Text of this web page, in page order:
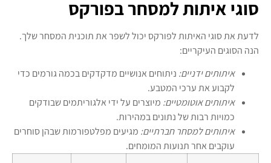
סוגי איתות למסחר בפורקס
לדעת את סוגי האיתות לפורקס יכול לשפר את תוכנית המסחר שלך.
הנה הסוגים העיקריים:
איתותים ידניים: ניתוחים אנושיים מדקדקים בכמה גורמים כדי
לקבוע את ערכי המטבע.
איתותים אוטומטיים: מיוצרים על ידי אלגוריתמים שבודקים
כמויות רבות של נתונים במהירות.
איתותים למסחר חברתיים: מגיעים מפלטפורמות שבהן סוחרים
עוקבים אחר תנועות המומחים.